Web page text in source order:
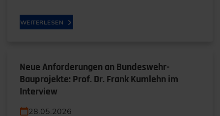
WEITERLESEN
Neue Anforderungen an Bundeswehr-
Bauprojekte: Prof. Dr. Frank Kumlehn im
Interview
28.05.2026